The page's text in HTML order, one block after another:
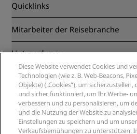
Quicklinks
Radisson Rewards
Blog
Neue und aufstrebende Hotels
Radisson Hotels APP
„Sports Approved“-Hotels
Familienfreundliche Hotels
Gesundheit & Sicherheit
Mitarbeiter der Reisebranche
Partner
Reisebüros
Unternehmen
Radisson Hotel Group
Medien
Karriere RHG
Karriere PPHE
Karrieren EHL
The Club by RHG
Rechtliches
Privacy Centre
Rechtliche Hinweise
Radisson Rewards
Website-Nutzungsvereinbarung
Hilfe
Verbrauchermeldungen
Soziale Medien
Diese Website verwendet Cookies und
Technologien (wie z. B. Web-Beacons,
Objekte) („Cookies“), um sicherzustellen,
und sicher funktioniert, um Ihr Werbe-
verbessern und zu personalisieren, um
und die Nutzung der Website zu
Einstellungen zu speichern und um
Verkaufsbemühungen zu unterstützen.